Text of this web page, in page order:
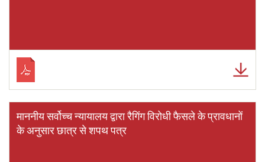
माननीय सर्वोच्च न्यायालय द्वारा रैगिंग विरोधी फैसले के प्रावधानों
के अनुसार छात्र से शपथ पत्र